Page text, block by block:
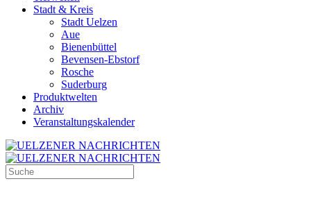
Stadt & Kreis
Stadt Uelzen
Aue
Bienenbüttel
Bevensen-Ebstorf
Rosche
Suderburg
Produktwelten
Archiv
Veranstaltungskalender